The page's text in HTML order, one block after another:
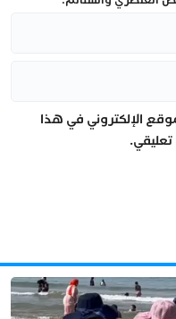
الإلكتروني في هذا